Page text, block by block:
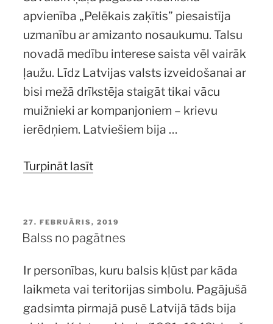
apvienība „Pelēkais zaķītis” piesaistīja
uzmanību ar amizanto nosaukumu. Talsu
novadā medību interese saista vēl vairāk
ļaužu. Līdz Latvijas valsts izveidošanai ar
bisi mežā drīkstēja staigāt tikai vācu
muižnieki ar kompanjoniem – krievu
ierēdņiem. Latviešiem bija …
Turpināt lasīt“Talsenieku
pagājušā
gadsimta
PUBLICĒTS
27. FEBRUĀRIS, 2019
Balss no pagātnes
Ir personības, kuru balsis kļūst par kāda
laikmeta vai teritorijas simbolu. Pagājušā
gadsimta pirmajā pusē Latvijā tāds bija